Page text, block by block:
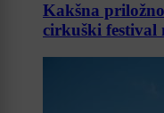
Kakšna
cirkuški festival